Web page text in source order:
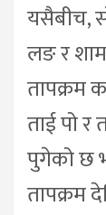
यसैबीच,
लङ र
तापक्रम
ताई पो र
पुगेको छ
तापक्रम